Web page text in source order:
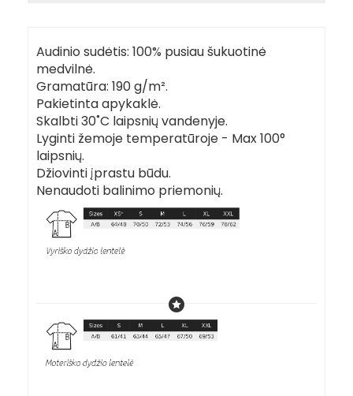
Audinio sudėtis: 100% pusiau šukuotinė
medvilnė.
Gramatūra: 190 g/m².
Pakietinta apykaklė.
Skalbti 30˚C laipsnių vandenyje.
Lyginti žemoje temperatūroje - Max 100°
laipsnių.
Džiovinti įprastu būdu.
Nenaudoti balinimo priemonių.